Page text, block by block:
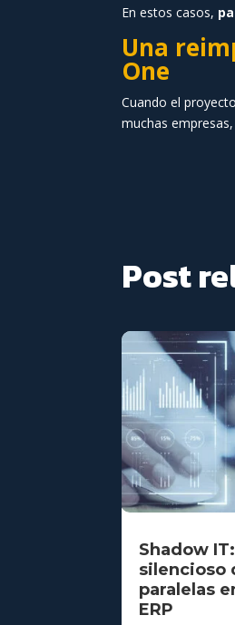
En estos casos,
Una
One
Cuando el
muchas
Post
Shadow
silencioso
paralelas
ERP